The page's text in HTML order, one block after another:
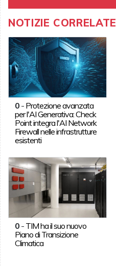
NOTIZIE CORRELATE
0- Protezione avanzata
per l'AI Generativa: Check
Point integra l'AI Network
Firewall nelle infrastrutture
esistenti
0- TIM ha il suo nuovo
Piano di Transizione
Climatica